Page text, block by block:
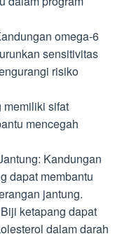
omega-6
sensitivitas
risiko
memiliki sifat
mencegah
Kandungan
dapat membantu
jantung.
ketapang dapat
dalam darah